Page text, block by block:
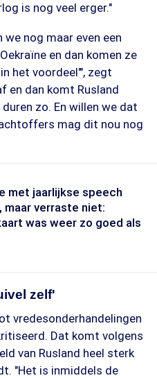
is nog veel erger."
nog maar even een
en dan komen ze
het voordeel'", zegt
en dan komt Rusland
zo. En willen we dat
mag dit nou nog
met jaarlijkse speech
maar verraste niet:
was weer zo goed als
zelf'
vredesonderhandelingen
Dat komt volgens
van Rusland heel sterk
"Het is inmiddels de